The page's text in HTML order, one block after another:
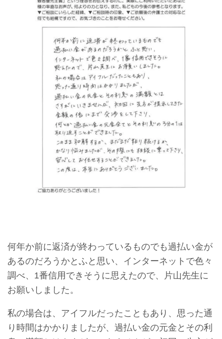
何年か前に返済が終わっているものでも過払い金が
あるのだろうかとふと思い、インターネットで色々
調べ、1番信用できそうに思えたので、片山先生に
お願いしました。
私の場合は、アイフルだったこともあり、思った通
り時間はかかりましたが、過払い金の元金とその利